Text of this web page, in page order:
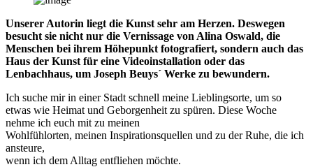
Unserer Autorin liegt die Kunst sehr am Herzen. Deswegen
besucht sie nicht nur die Vernissage von Alina Oswald, die
Menschen bei ihrem Höhepunkt fotografiert, sondern auch das
Haus der Kunst für eine Videoinstallation oder das
Lenbachhaus, um Joseph Beuys´ Werke zu bewundern.
Ich suche mir in einer Stadt schnell meine Lieblingsorte, um so
etwas wie Heimat und Geborgenheit zu spüren. Diese Woche
nehme ich euch mit zu meinen
Wohlfühlorten, meinen Inspirationsquellen und zu der Ruhe, die ich
ansteure,
wenn ich dem Alltag entfliehen möchte.